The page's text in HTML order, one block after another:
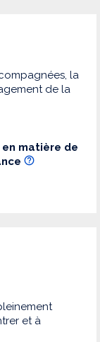
la
de la
matière de
et à